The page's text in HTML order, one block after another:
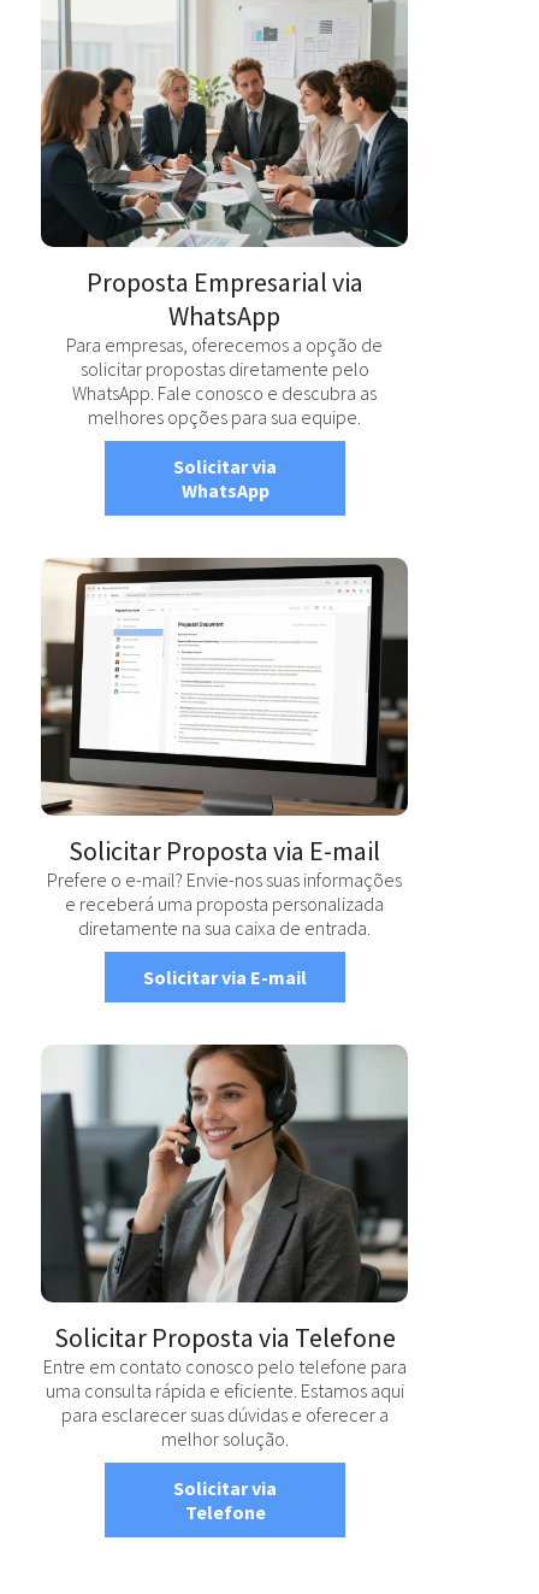
Proposta Empresarial via
WhatsApp
Para empresas, oferecemos a opção de
solicitar propostas diretamente pelo
WhatsApp. Fale conosco e descubra as
melhores opções para sua equipe.
Solicitar via
WhatsApp
Solicitar Proposta via E-mail
Prefere o e-mail? Envie-nos suas informações
e receberá uma proposta personalizada
diretamente na sua caixa de entrada.
Solicitar via E-mail
Solicitar Proposta via Telefone
Entre em contato conosco pelo telefone para
uma consulta rápida e eficiente. Estamos aqui
para esclarecer suas dúvidas e oferecer a
melhor solução.
Solicitar via
Telefone